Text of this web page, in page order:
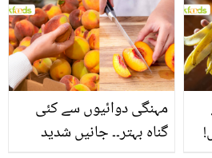
سے متعلق غلط فہمیوں کی
حقیقت کیا ہے اور افواہ
کیا؟
مہنگی دوائیوں سے کئی
گناہ بہتر۔۔ جانیں شدید